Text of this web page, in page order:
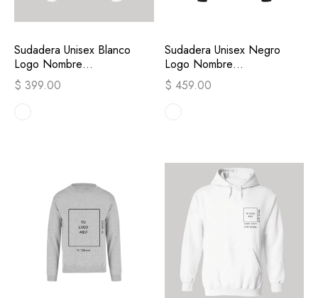
Sudadera Unisex Blanco
Logo Nombre
Personalizable
$ 399.00
Sudadera Unisex Negro
Logo Nombre
Personalizable
$ 459.00